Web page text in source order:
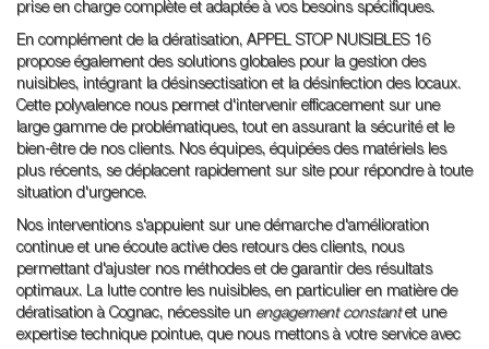
prise en charge complète et adaptée à vos besoins spécifiques.
En complément de la dératisation, APPEL STOP NUISIBLES 16
propose également des solutions globales pour la gestion des
nuisibles, intégrant la désinsectisation et la désinfection des locaux.
Cette polyvalence nous permet d'intervenir efficacement sur une
large gamme de problématiques, tout en assurant la sécurité et le
bien-être de nos clients. Nos équipes, équipées des matériels les
plus récents, se déplacent rapidement sur site pour répondre à toute
situation d'urgence.
Nos interventions s'appuient sur une démarche d'amélioration
continue et une écoute active des retours des clients, nous
permettant d'ajuster nos méthodes et de garantir des résultats
optimaux. La lutte contre les nuisibles, en particulier en matière de
dératisation à Cognac, nécessite un engagement constantet une
expertise technique pointue, que nous mettons à votre service avec